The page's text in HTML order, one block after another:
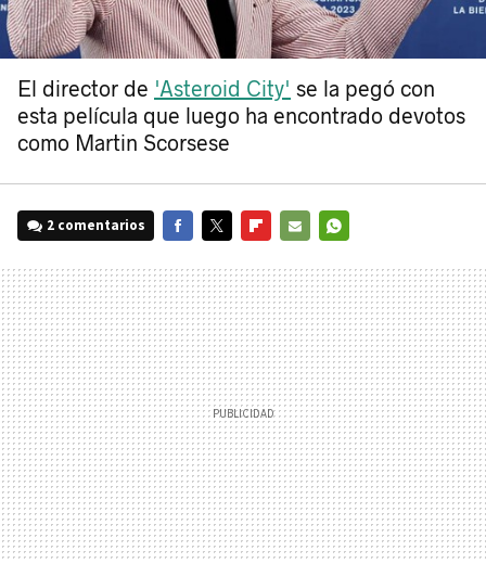
El director de 'Asteroid City' se la pegó con
esta película que luego ha encontrado devotos
como Martin Scorsese
2 comentarios
MAIL